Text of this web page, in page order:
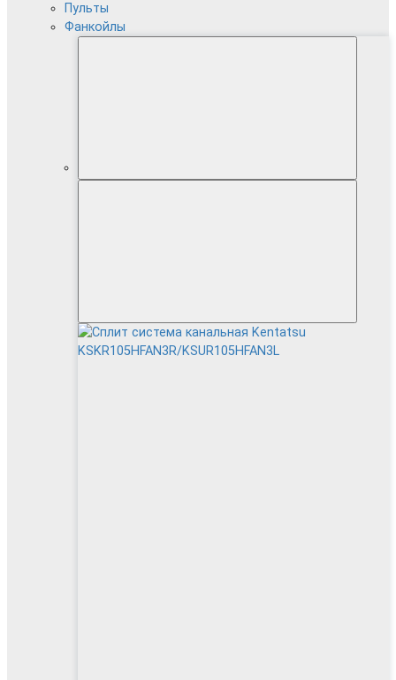
Пульты
Фанкойлы